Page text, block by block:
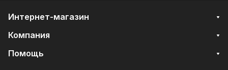
Интернет-магазин
Компания
Помощь